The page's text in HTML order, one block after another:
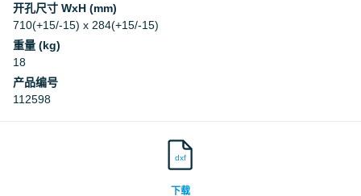
开孔尺寸 WxH (mm)
710(+15/-15) x 284(+15/-15)
重量 (kg)
18
产品编号
112598
dxf
下载